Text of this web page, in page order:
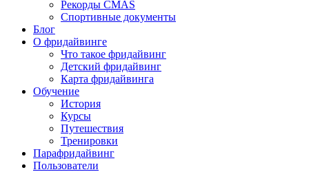
Рекорды CMAS
Спортивные документы
Блог
О фридайвинге
Что такое фридайвинг
Детский фридайвинг
Карта фридайвинга
Обучение
История
Курсы
Путешествия
Тренировки
Парафридайвинг
Пользователи